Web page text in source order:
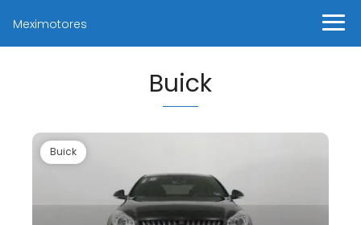
Meximotores
Buick
Buick